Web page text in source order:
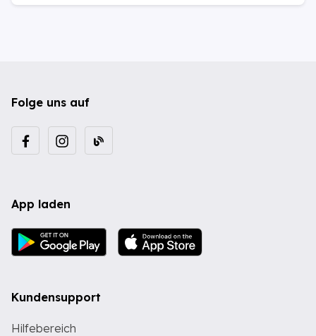
Folge uns auf
App laden
Kundensupport
Hilfebereich